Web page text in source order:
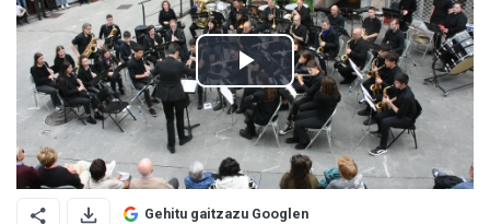
Gehitu gaitzazu Googlen